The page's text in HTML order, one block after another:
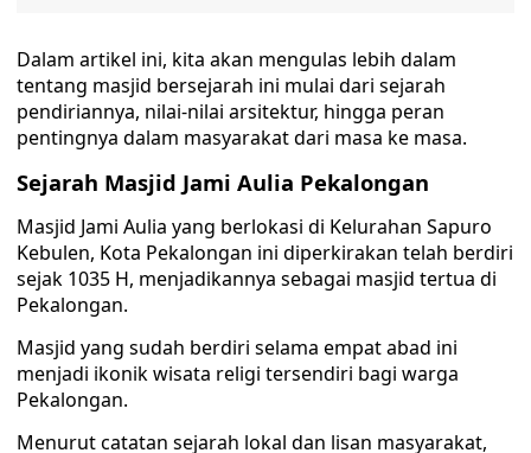
Dalam artikel ini, kita akan mengulas lebih dalam
tentang masjid bersejarah ini mulai dari sejarah
pendiriannya, nilai-nilai arsitektur, hingga peran
pentingnya dalam masyarakat dari masa ke masa.
Sejarah Masjid Jami Aulia Pekalongan
Masjid Jami Aulia yang berlokasi di Kelurahan Sapuro
Kebulen, Kota Pekalongan ini diperkirakan telah berdiri
sejak 1035 H, menjadikannya sebagai masjid tertua di
Pekalongan.
Masjid yang sudah berdiri selama empat abad ini
menjadi ikonik wisata religi tersendiri bagi warga
Pekalongan.
Menurut catatan sejarah lokal dan lisan masyarakat,